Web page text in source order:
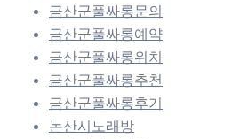
금산군풀싸롱문의
금산군풀싸롱예약
금산군풀싸롱위치
금산군풀싸롱추천
금산군풀싸롱후기
논산시노래방